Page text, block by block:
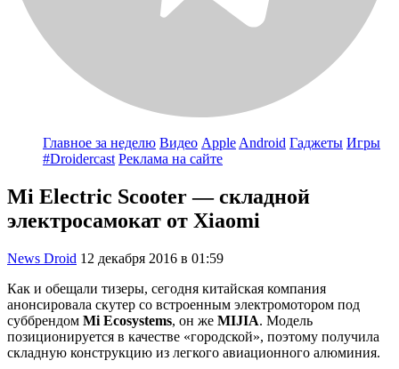
Главное за неделю Видео AppleAndroid Гаджеты Игры
#Droidercast Реклама на сайте
Mi Electric Scooter — складной
электросамокат от Xiaomi
News Droid 12 декабря 2016 в 01:59
Как и обещали тизеры, сегодня китайская компания
анонсировала скутер со встроенным электромотором под
суббрендом Mi Ecosystems, он же MIJIA. Модель
позиционируется в качестве «городской», поэтому получила
складную конструкцию из легкого авиационного алюминия.